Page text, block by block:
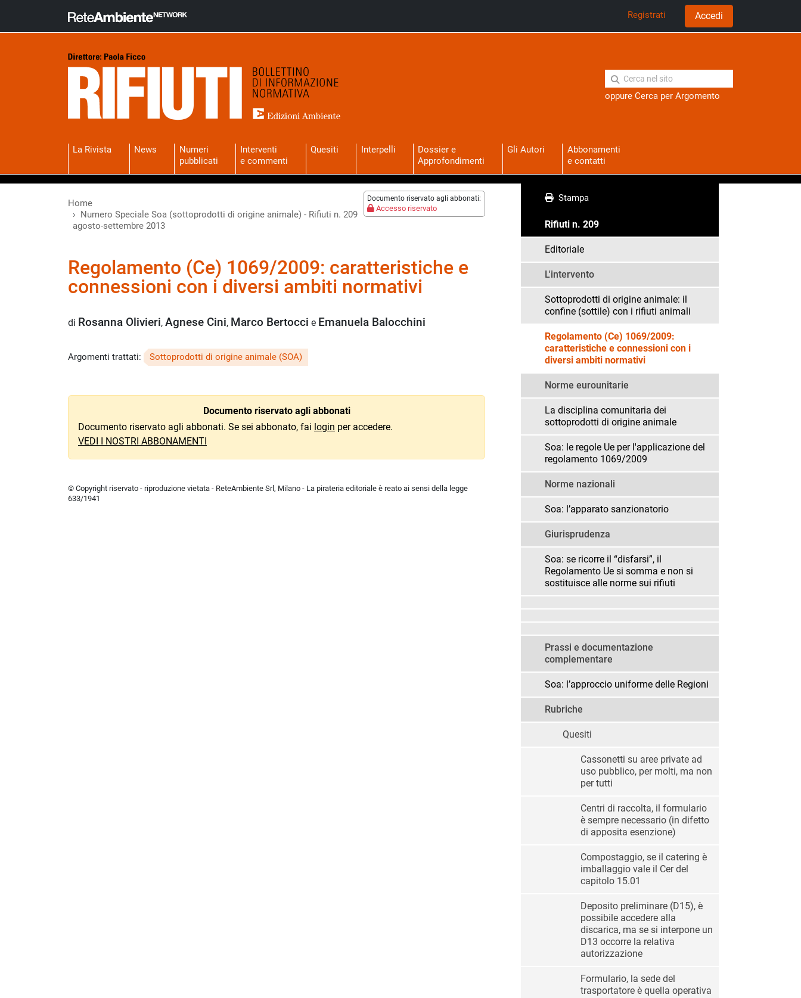
Registrati Accedi
oppure Cerca per Argomento
La Rivista News
Numeri
pubblicati
Interventi
e commenti
Quesiti Interpelli
Dossier e
Approfondimenti
Gli Autori
Abbonamenti
e contatti
Documento riservato agli abbonati:
Accesso riservato
Home
Numero Speciale Soa (sottoprodotti di origine animale) - Rifiuti n. 209
agosto-settembre 2013
Regolamento (Ce) 1069/2009: caratteristiche e
connessioni con i diversi ambiti normativi
di Rosanna Olivieri, Agnese Cini, Marco Bertocci e Emanuela Balocchini
Argomenti trattati: Sottoprodotti di origine animale (SOA)
Documento riservato agli abbonati
Documento riservato agli abbonati. Se sei abbonato, fai login per accedere.
VEDI I NOSTRI ABBONAMENTI
© Copyright riservato - riproduzione vietata - ReteAmbiente Srl, Milano - La pirateria editoriale è reato ai sensi della legge
633/1941
Stampa
Rifiuti n. 209
Editoriale
L'intervento
Sottoprodotti di origine animale: il
confine (sottile) con i rifiuti animali
Regolamento (Ce) 1069/2009:
caratteristiche e connessioni con i
diversi ambiti normativi
Norme eurounitarie
La disciplina comunitaria dei
sottoprodotti di origine animale
Soa: le regole Ue per l'applicazione del
regolamento 1069/2009
Norme nazionali
Soa: l’apparato sanzionatorio
Giurisprudenza
Soa: se ricorre il “disfarsi”, il
Regolamento Ue si somma e non si
sostituisce alle norme sui rifiuti
Prassi e documentazione
complementare
Soa: l’approccio uniforme delle Regioni
Rubriche
Quesiti
Cassonetti su aree private ad
uso pubblico, per molti, ma non
per tutti
Centri di raccolta, il formulario
è sempre necessario (in difetto
di apposita esenzione)
Compostaggio, se il catering è
imballaggio vale il Cer del
capitolo 15.01
Deposito preliminare (D15), è
possibile accedere alla
discarica, ma se si interpone un
D13 occorre la relativa
autorizzazione
Formulario, la sede del
trasportatore è quella operativa